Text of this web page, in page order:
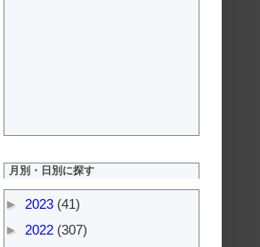
月別・日別に探す
► 2023 (41)
► 2022 (307)